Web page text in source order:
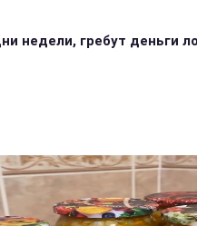
недели, гребут деньги